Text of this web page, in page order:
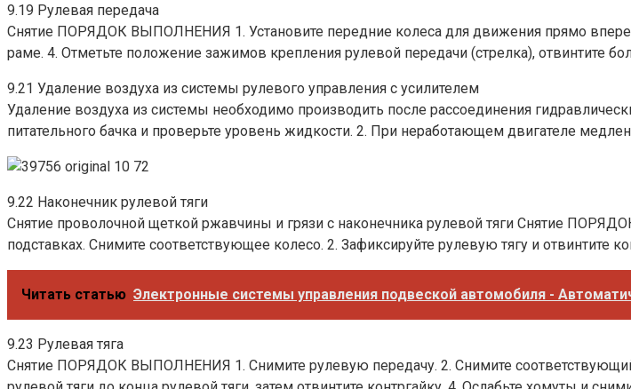
9.19 Рулевая передача
Снятие ПОРЯДОК ВЫПОЛНЕНИЯ 1. Установите передние колеса для движения прямо
раме. 4. Отметьте положение зажимов крепления рулевой передачи (стрелка), отвинтите
9.21 Удаление воздуха из системы рулевого управления с усилителем
Удаление воздуха из системы необходимо производить после рассоединения
питательного бачка и проверьте уровень жидкости. 2. При неработающем двигателе
9.22 Наконечник рулевой тяги
Снятие проволочной щеткой ржавчины и грязи с наконечника рулевой тяги Снятие
подставках. Снимите соответствующее колесо. 2. Зафиксируйте рулевую тягу и отвинтите
Читать статью Электронные системы управления подвеской автомобиля -
9.23 Рулевая тяга
Снятие ПОРЯДОК ВЫПОЛНЕНИЯ 1. Снимите рулевую передачу. 2. Снимите соответствующий